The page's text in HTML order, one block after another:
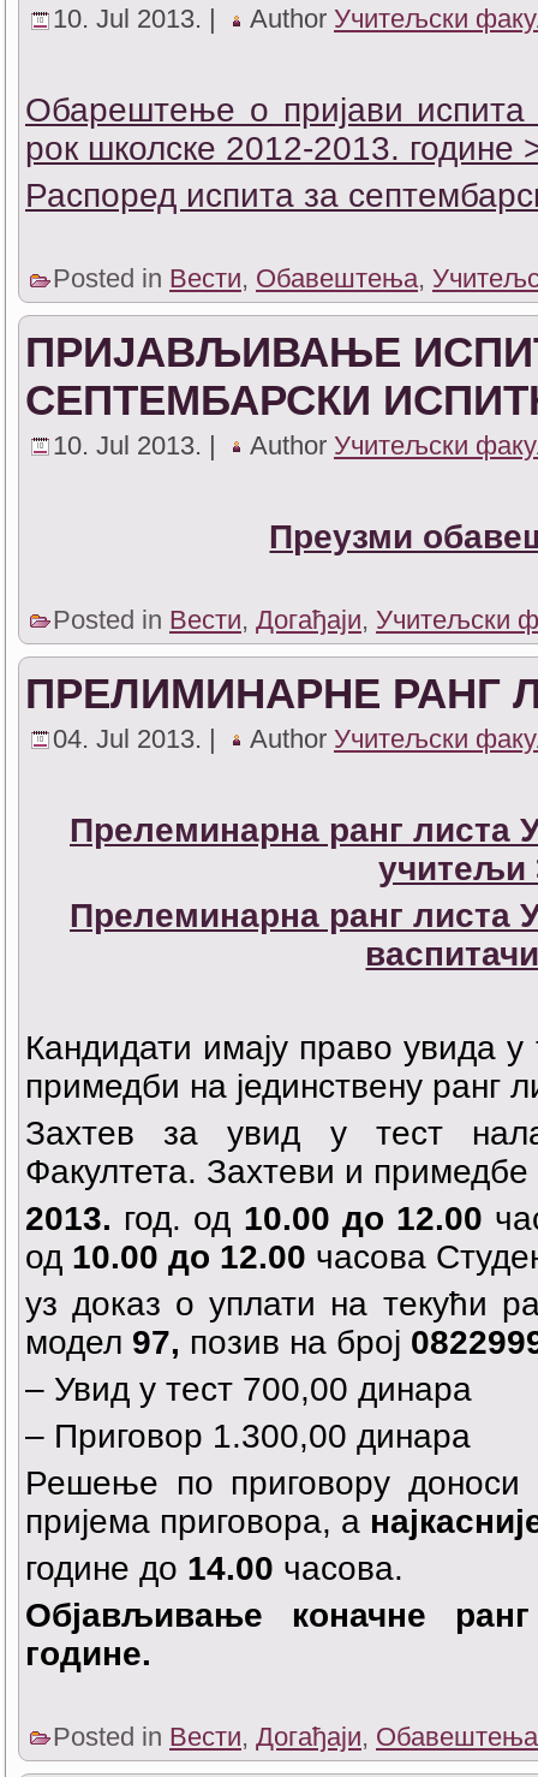
10. Jul 2013. | Author Учитељски
Обарештење о пријави испита
рок школске 2012-2013. године
Распоред испита за
Posted in Вести, Обавештења,
ПРИЈАВЉИВАЊЕ
СЕПТЕМБАРСКИ
10. Jul 2013. | Author Учитељски
Преузми
Posted in Вести, Догађаји, Учитељски
ПРЕЛИМИНАРНЕ РАНГ
04. Jul 2013. | Author Учитељски
Прелеминарна ранг листа
учитељи
Прелеминарна ранг листа
Кандидати имају право увида
примедби на јединствену ранг
Захтев за увид у тест
Факултета. Захтеви и
2013. год. од 10.00 до 12.00
од 10.00 до 12.00 часова
уз доказ о уплати на текући
модел 97, позив на број
– Увид у тест 700,00 динара
– Приговор 1.300,00 динара
Решење по приговору
пријема приговора, а
године до 14.00 часова.
Објављивање коначне
године.
Posted in Вести, Догађаји, Обавештења